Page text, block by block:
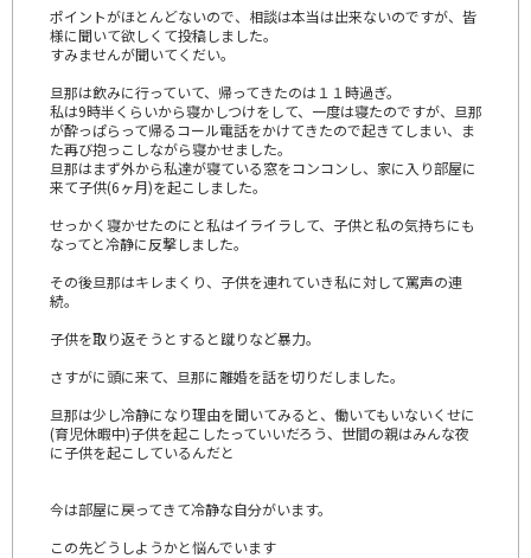
ポイントがほとんどないので、相談は本当は出来ないのですが、皆
様に聞いて欲しくて投稿しました。
すみませんが聞いてくだい。
旦那は飲みに行っていて、帰ってきたのは１１時過ぎ。
私は9時半くらいから寝かしつけをして、一度は寝たのですが、旦那
が酔っぱらって帰るコール電話をかけてきたので起きてしまい、ま
た再び抱っこしながら寝かせました。
旦那はまず外から私達が寝ている窓をコンコンし、家に入り部屋に
来て子供(6ヶ月)を起こしました。
せっかく寝かせたのにと私はイライラして、子供と私の気持ちにも
なってと冷静に反撃しました。
その後旦那はキレまくり、子供を連れていき私に対して罵声の連
続。
子供を取り返そうとすると蹴りなど暴力。
さすがに頭に来て、旦那に離婚を話を切りだしました。
旦那は少し冷静になり理由を聞いてみると、働いてもいないくせに
(育児休暇中)子供を起こしたっていいだろう、世間の親はみんな夜
に子供を起こしているんだと
今は部屋に戻ってきて冷静な自分がいます。
この先どうしようかと悩んでいます